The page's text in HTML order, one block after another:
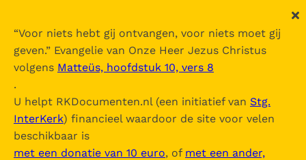
“Voor niets hebt gij ontvangen, voor niets moet gij
geven.” Evangelie van Onze Heer Jezus Christus
volgens Matteüs, hoofdstuk 10, vers 8
.
U helpt RKDocumenten.nl (een initiatief van Stg.
InterKerk) financieel waardoor de site voor velen
beschikbaar is
met een donatie van 10 euro, of met een ander,
Nova Vulgata
Inhoudsopgave
uitklappen